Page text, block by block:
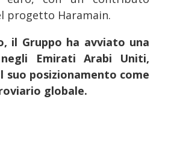
progetto Haramain.
il Gruppo ha avviato una
Emirati Arabi Uniti,
suo posizionamento come
globale.